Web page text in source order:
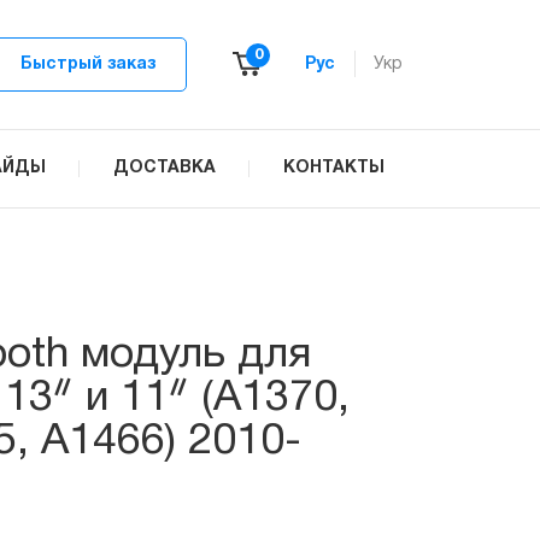
Быстрый заказ
0
Рус Укр
ДОСТАВКА КОНТАКТЫ
модуль для
и 11ᐥ (A1370,
A1466) 2010-